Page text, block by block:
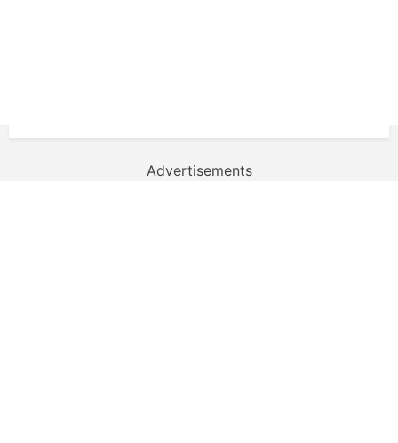
Advertisements